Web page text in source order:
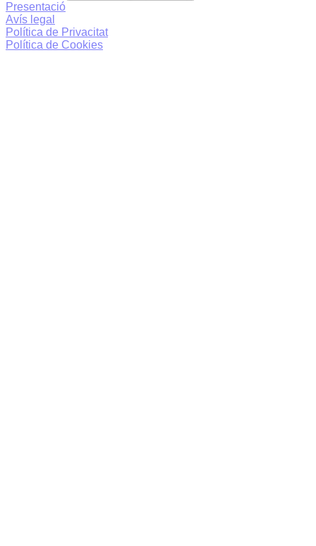
Presentació
Avís legal
Política de Privacitat
Política de Cookies